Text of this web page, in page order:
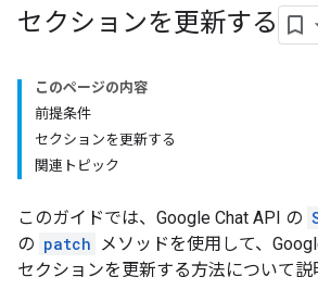
セクションを更新する
このページの内容
前提条件
セクションを更新する
関連トピック
このガイドでは、Google Chat API の
の patch メソッドを使用して、
セクションを更新する方法について説